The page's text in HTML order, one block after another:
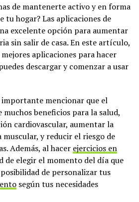
de mantenerte activo y en forma
tu hogar? Las aplicaciones de
excelente opción para aumentar
sin salir de casa. En este artículo,
aplicaciones para hacer
descargar y comenzar a usar
importante mencionar que el
beneficios para la salud,
cardiovascular, aumentar la
y reducir el riesgo de
Además, al hacer ejercicios en
de elegir el momento del día que
de personalizar tus
según tus necesidades